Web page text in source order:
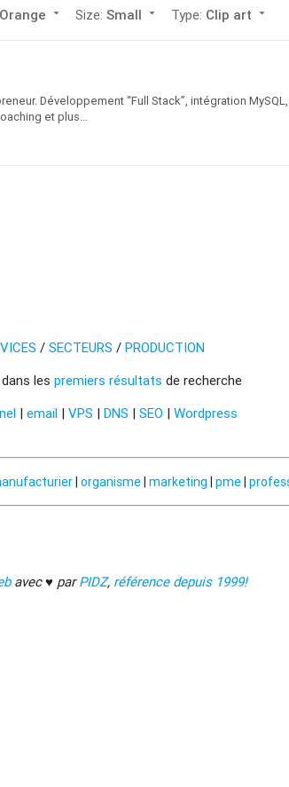
Orange arrow_drop_down Size: Small arrow_drop_down Type: Clip art arrow_drop_down
Développement “Full Stack”, intégration MySQL,
et plus…
/ SECTEURS / PRODUCTION
les premiers résultats de recherche
| email | VPS | DNS | SEO | Wordpress
| organisme| marketing | pme|
avec ♥ parPIDZ, référence depuis 1999!